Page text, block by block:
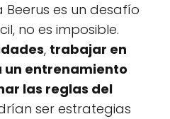
es un desafío
no es imposible.
, trabajar en
un entrenamiento
las reglas del
ser estrategias